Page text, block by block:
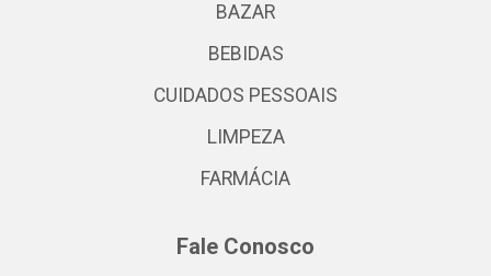
BAZAR
BEBIDAS
CUIDADOS PESSOAIS
LIMPEZA
FARMÁCIA
Fale Conosco